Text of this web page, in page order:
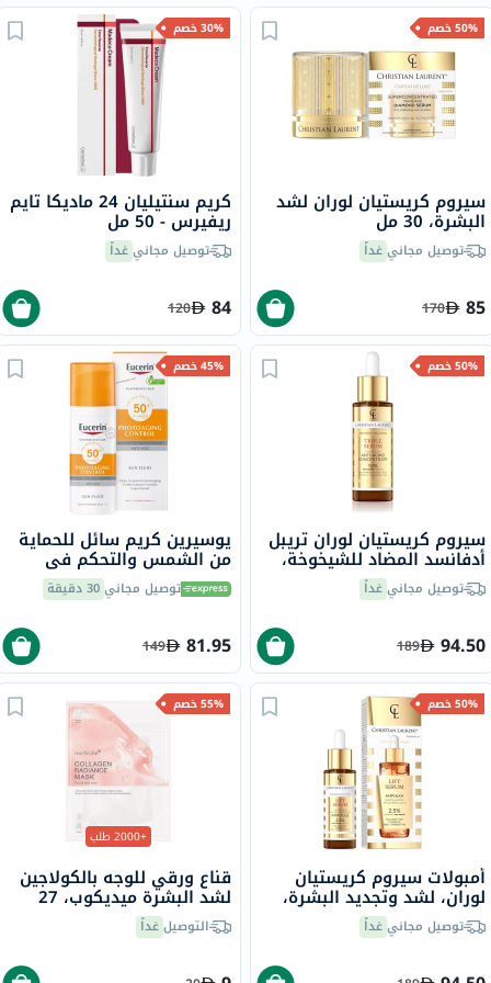
50% خصم
سيروم كريستيان لوران لشد
البشرة، 30 مل
توصيل مجانيغداً
85
170
30% خصم
كريم سنتيليان 24 ماديكا تايم
ريفيرس - 50 مل
توصيل مجانيغداً
84
120
50% خصم
سيروم كريستيان لوران تريبل
أدفانسد المضاد للشيخوخة،
30 ملتوصيل مجانيغداً
94.50
189
45% خصم
يوسيرين كريم سائل للحماية
من الشمس والتحكم في
50 مل توصيل مجاني30 دقيقة
81.95
149
50% خصم
أمبولات سيروم كريستيان
لوران، لشد وتجديد البشرة،
30 ملتوصيل مجانيغداً
55% خصم
+2000 طلب
قناع ورقي للوجه بالكولاجين
لشد البشرة ميديكوب، 27
جرامالتوصيلغداً